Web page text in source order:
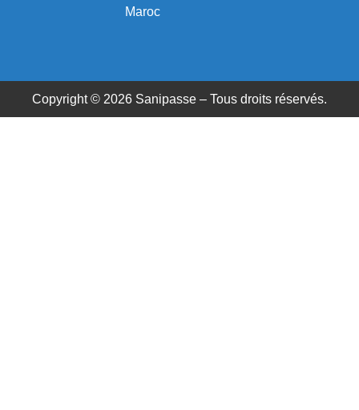
Maroc
Copyright © 2026 Sanipasse – Tous droits réservés.